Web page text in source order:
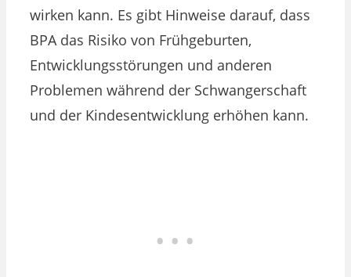
wirken kann. Es gibt Hinweise darauf, dass
BPA das Risiko von Frühgeburten,
Entwicklungsstörungen und anderen
Problemen während der Schwangerschaft
und der Kindesentwicklung erhöhen kann.